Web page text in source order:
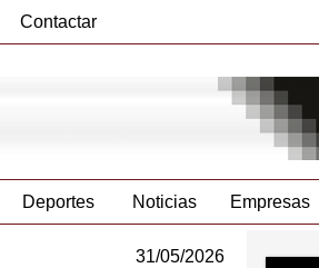
Contactar
Deportes Noticias Empresas
31/05/2026